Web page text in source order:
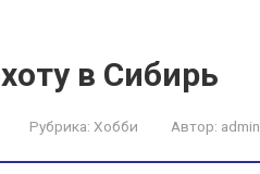
в Сибирь
Рубрика: Хобби Автор: admin